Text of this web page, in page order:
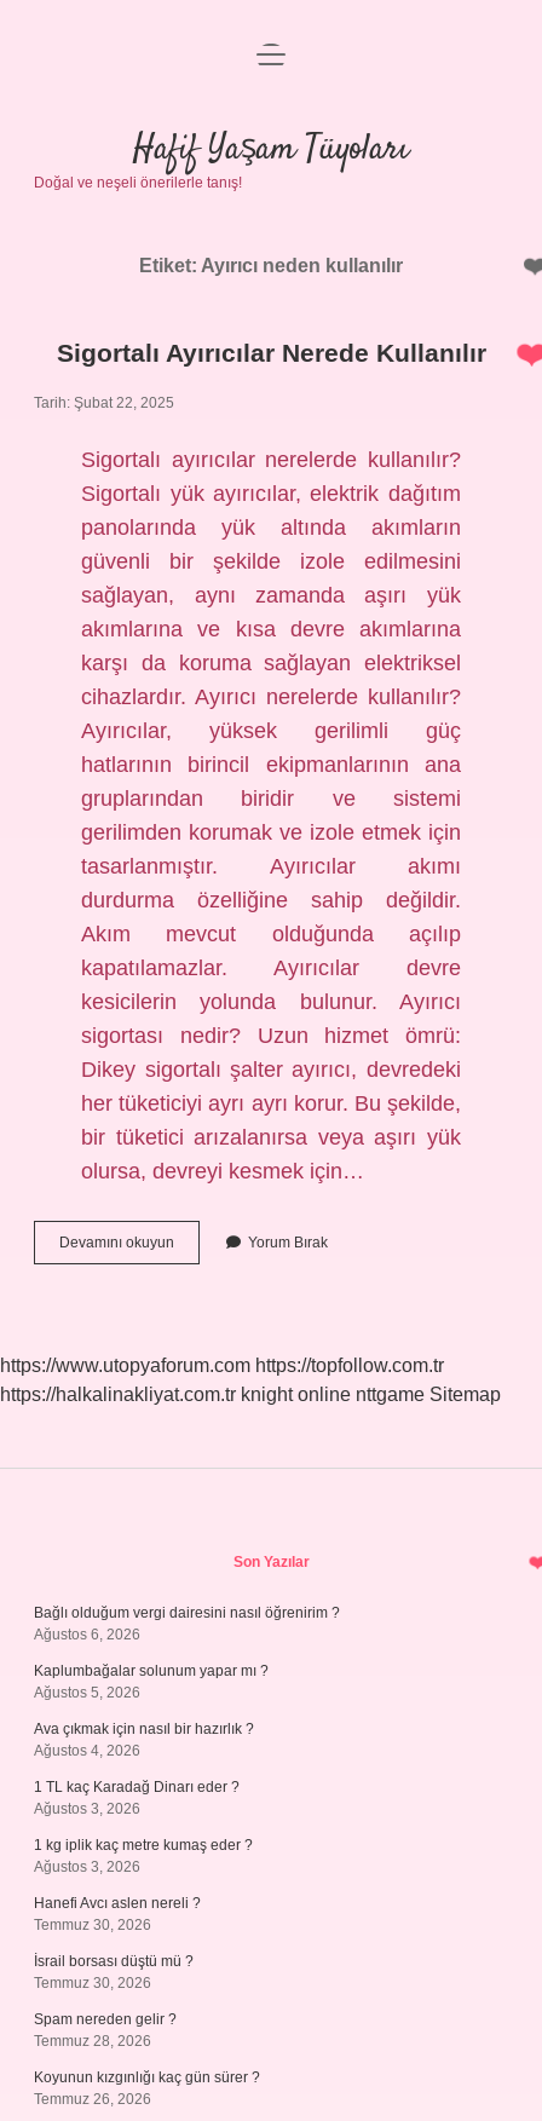
Anasayfa
Gizlilik Politikası
Yasal Uyarı
menüyü
Hafif Yaşam Tüyoları
Doğal ve neşeli önerilerle tanış!
Etiket: Ayırıcı neden kullanılır
Sigortalı Ayırıcılar Nerede Kullanılır
Tarih: Şubat 22, 2025
Sigortalı ayırıcılar nerelerde kullanılır?
Sigortalı yük ayırıcılar, elektrik dağıtım
panolarında yük altında akımların
güvenli bir şekilde izole edilmesini
sağlayan, aynı zamanda aşırı yük
akımlarına ve kısa devre akımlarına
karşı da koruma sağlayan elektriksel
cihazlardır. Ayırıcı nerelerde kullanılır?
Ayırıcılar, yüksek gerilimli güç
hatlarının birincil ekipmanlarının ana
gruplarından biridir ve sistemi
gerilimden korumak ve izole etmek için
tasarlanmıştır. Ayırıcılar akımı
durdurma özelliğine sahip değildir.
Akım mevcut olduğunda açılıp
kapatılamazlar. Ayırıcılar devre
kesicilerin yolunda bulunur. Ayırıcı
sigortası nedir? Uzun hizmet ömrü:
Dikey sigortalı şalter ayırıcı, devredeki
her tüketiciyi ayrı ayrı korur. Bu şekilde,
bir tüketici arızalanırsa veya aşırı yük
olursa, devreyi kesmek için…
Devamını okuyun Sigortalı
Ayırıcılar
Yorum Bırak
https://www.utopyaforum.com https://topfollow.com.tr
https://halkalinakliyat.com.tr knight online nttgame Sitemap
Son Yazılar
Bağlı olduğum vergi dairesini nasıl öğrenirim ?
Ağustos 6, 2026
Kaplumbağalar solunum yapar mı ?
Ağustos 5, 2026
Ava çıkmak için nasıl bir hazırlık ?
Ağustos 4, 2026
1 TL kaç Karadağ Dinarı eder ?
Ağustos 3, 2026
1 kg iplik kaç metre kumaş eder ?
Ağustos 3, 2026
Hanefi Avcı aslen nereli ?
Temmuz 30, 2026
İsrail borsası düştü mü ?
Temmuz 30, 2026
Spam nereden gelir ?
Temmuz 28, 2026
Koyunun kızgınlığı kaç gün sürer ?
Temmuz 26, 2026